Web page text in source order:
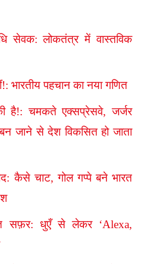
सेवक: लोकतंत्र में वास्तविक
भारतीय पहचान का नया गणित
है!: चमकते एक्सप्रेसवे, जर्जर
जाने से देश विकसित हो जाता
कैसे चाट, गोल गप्पे बने भारत
सफ़र: धुएँ से लेकर ‘Alexa,